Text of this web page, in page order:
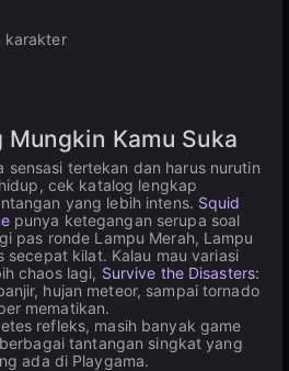
karakter
Mungkin Kamu Suka
sensasi tertekan dan harus nurutin
cek katalog lengkap
yang lebih intens. Squid
punya ketegangan serupa soal
pas ronde Lampu Merah, Lampu
secepat kilat. Kalau mau variasi
chaos lagi, Survive the Disasters:
hujan meteor, sampai tornado
mematikan.
refleks, masih banyak game
tantangan singkat yang
ada di Playgama.